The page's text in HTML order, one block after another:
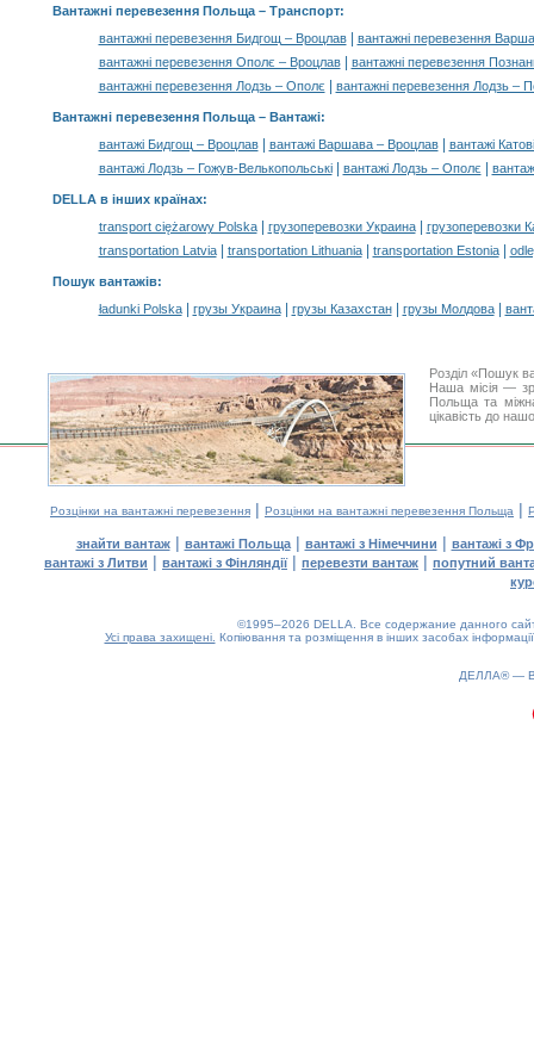
Вантажні перевезення Польща– Транспорт:
вантажні перевезення Бидгощ – Вроцлав|
вантажні перевезення
вантажні перевезення Ополє – Вроцлав|
вантажні перевезення
вантажні перевезення Лодзь – Ополє
вантажні перевезення Лодзь –
Вантажні перевезення Польща – Вантажі:
вантажі Бидгощ – Вроцлав| вантажі Варшава – Вроцлав|
вантажі
вантажі Лодзь – Гожув-Велькопольські| вантажі Лодзь – Ополє
DELLA в інших країнах:
transport ciężarowy Polska| грузоперевозки Украина|
грузоперевозки
transportation Latvia| transportation Lithuania| transportation Estonia|
Пошук вантажів:
ładunki Polska| грузы Украина| грузы Казахстан| грузы Молдова|
Розділ «Пошук
Наша місія —
Польща та
цікавість до
Розцінки на вантажні перевезення | Розцінки на вантажні перевезення Польща |
знайти вантаж| вантажі Польща| вантажі з Німеччини | вантажі з
вантажі з Литви | вантажі з Фінляндії| перевезти вантаж | попутний
©1995–2026 DELLA. Все содержание данного
Усі права захищені. Копіювання та розміщення в інших засобах
ДЕЛЛА® —